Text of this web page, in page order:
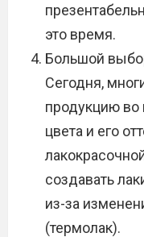
это время.
Большой
Сегодня,
продукцию
цвета и его
создавать
из-за
(термолак).